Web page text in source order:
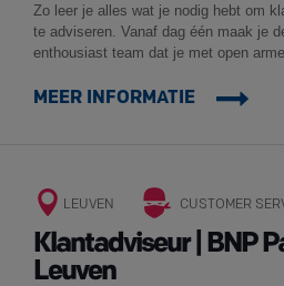
Zo leer je alles wat je nodig hebt om
te adviseren. Vanaf dag één maak je
enthousiast team dat je met open
MEER INFORMATIE
LEUVEN CUSTOMER
Klantadviseur | BNP
Leuven